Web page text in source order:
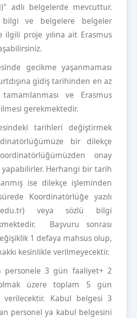
adlı belgelerde mevcuttur.
ve belgelere belgeler
ilgili proje yılına ait Erasmus
gecikme yaşanmaması
gidiş tarihinden en az
ve Erasmus
gerekmektedir.
tarihleri değiştirmek
bir dilekçe
onay
Herhangi bir tarih
ise dilekçe işleminden
Koordinatörlüğe yazılı
veya sözlü bilgi
Başvuru sonrası
1 defaya mahsus olup,
kesinlikle verilmeyecektir.
personele 3 gün faaliyet+ 2
üzere toplam 5 gün
Kabul belgesi 3
personel ya kabul belgesini